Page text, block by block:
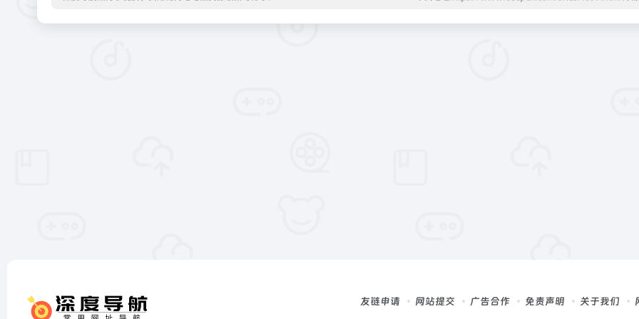
友链申请 网站提交 广告合作 免责声明 关于我们